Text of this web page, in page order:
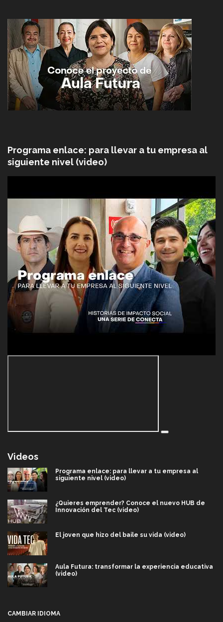
Programa enlace: para llevar a tu empresa al
siguiente nivel (video)
Videos
Programa enlace: para llevar a tu empresa al
siguiente nivel (video)
¿Quieres emprender? Conoce el nuevo HUB de
Innovación del Tec (video)
El joven que hizo del baile su vida (video)
Aula Futura: transformar la experiencia educativa
(video)
CAMBIAR IDIOMA